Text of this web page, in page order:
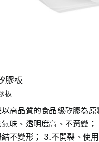
膠板
板
高品質的食品級矽膠為原
味、透明度高、不黃變
不變形； 3.不開裂、使